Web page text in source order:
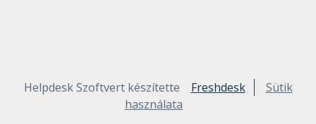
Helpdesk Szoftvert készítette Freshdesk
Sütik
használata